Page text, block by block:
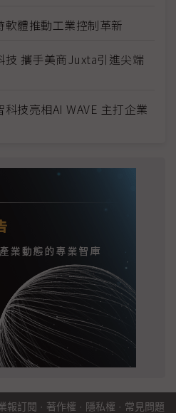
體推動工業控制革新
技 攜手美商Juxta引進尖端
技亮相AI WAVE 主打企業
報訂閱 · 著作權 · 隱私權 · 常見問題